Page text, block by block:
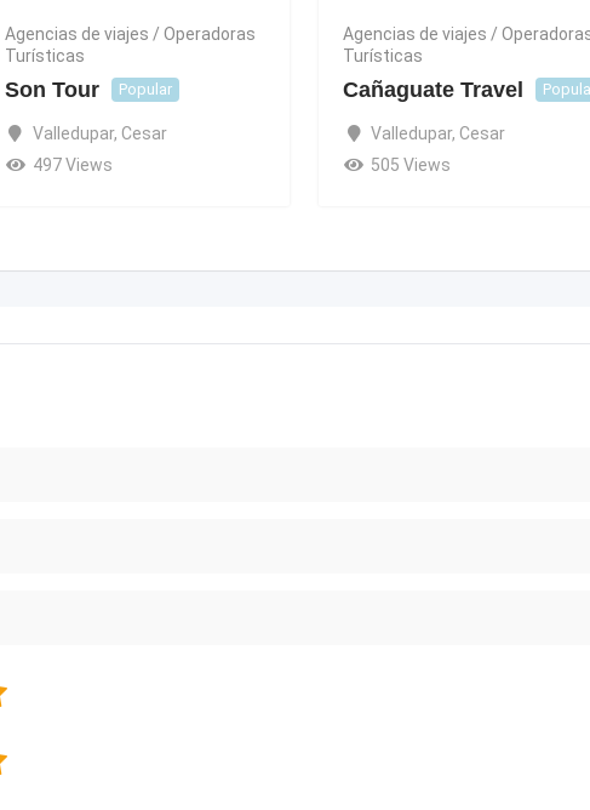
Agencias de viajes / Operadoras
Turísticas
Son Tour Popular
Valledupar, Cesar
497 Views
Agencias de viajes /
Turísticas
Cañaguate Travel
Valledupar, Cesar
505 Views